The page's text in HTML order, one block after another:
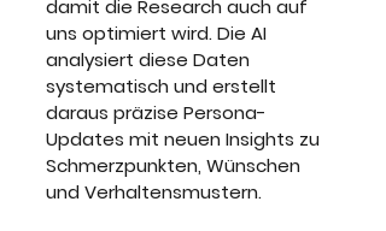
damit die Research auch auf
uns optimiert wird. Die AI
analysiert diese Daten
systematisch und erstellt
daraus präzise Persona-
Updates mit neuen Insights zu
Schmerzpunkten, Wünschen
und Verhaltensmustern.